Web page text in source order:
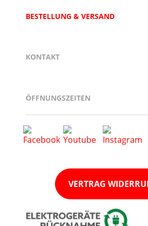
BESTELLUNG & VERSAND
KONTAKT
ÖFFNUNGSZEITEN
VERTRAG